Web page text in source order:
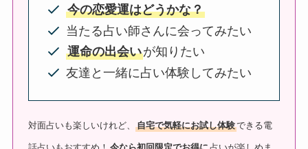
今の恋愛運はどうかな？
当たる占い師さんに会ってみたい
運命の出会いが知りたい
友達と一緒に占い体験してみたい
対面占いも楽しいけれど、自宅で気軽にお試し体験できる電